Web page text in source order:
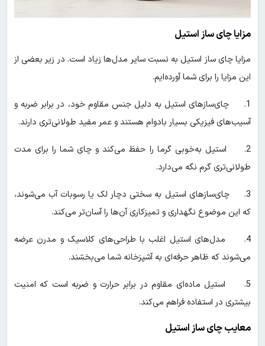
مزایا چای ساز استیل
مزایا چای ساز استیل به نسبت سایر مدل‌ها زیاد است. در زیر بعضی از
این مزایا را برای شما آورده‌ایم.
1. چای‌سازهای استیل به دلیل جنس مقاوم خود، در برابر ضربه و
آسیب‌های فیزیکی بسیار بادوام هستند و عمر مفید طولانی‌تری دارند.
2. استیل به‌خوبی گرما را حفظ می‌کند و چای شما را برای مدت
طولانی‌تری گرم نگه می‌دارد.
3. چای‌سازهای استیل به ‌سختی دچار لک یا رسوبات آب می‌شوند،
که این موضوع نگهداری و تمیزکاری آن‌ها را آسان‌تر می‌کند.
4. مدل‌های استیل اغلب با طراحی‌های کلاسیک و مدرن عرضه
می‌شوند که ظاهر حرفه‌ای به آشپزخانه شما می‌بخشند.
5. استیل ماده‌ای مقاوم در برابر حرارت و ضربه است که امنیت
بیشتری در استفاده فراهم می‌کند.
معایب چای ساز استیل